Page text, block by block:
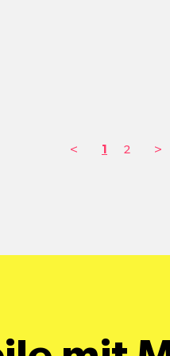
< 1 2 >